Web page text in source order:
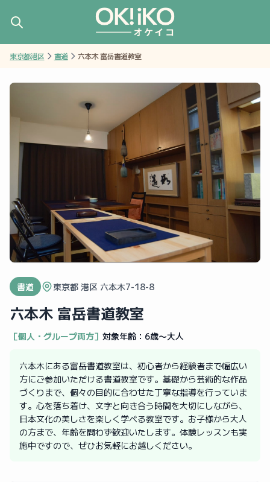
東京都港区 書道 六本木 富岳書道教室
書道 東京都 港区 六本木7-18-8
六本木 富岳書道教室
［個人・グループ両方］ 対象年齢： 6歳〜大人
六本木にある富岳書道教室は、初心者から経験者まで幅広い
方にご参加いただける書道教室です。基礎から芸術的な作品
づくりまで、個々の目的に合わせた丁寧な指導を行っていま
す。心を落ち着け、文字と向き合う時間を大切にしながら、
日本文化の美しさを楽しく学べる教室です。お子様から大人
の方まで、年齢を問わず歓迎いたします。体験レッスンも実
施中ですので、ぜひお気軽にお越しください。